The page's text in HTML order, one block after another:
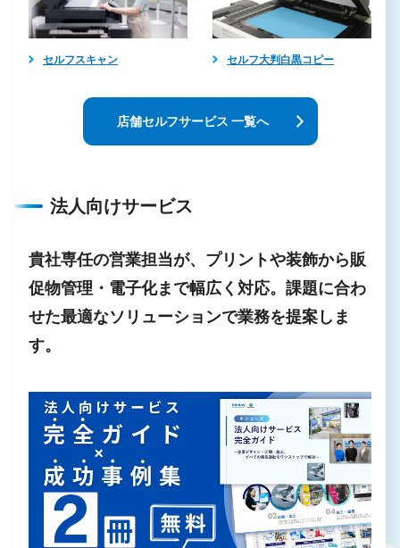
セルフスキャン セルフ大判白黒コピー
店舗セルフサービス 一覧へ
法人向けサービス
貴社専任の営業担当が、プリントや装飾から販
促物管理・電子化まで幅広く対応。課題に合わ
せた最適なソリューションで業務を提案しま
す。